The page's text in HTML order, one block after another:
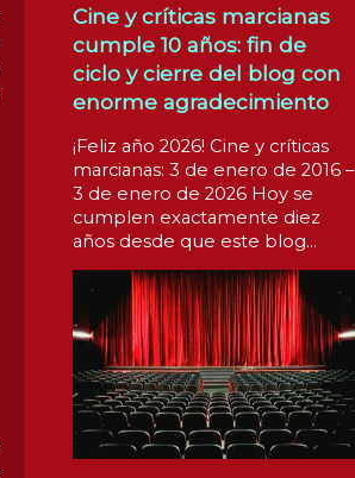
Cine y críticas marcianas
cumple 10 años: fin de
ciclo y cierre del blog con
enorme agradecimiento
¡Feliz año 2026! Cine y críticas
marcianas: 3 de enero de 2016 –
3 de enero de 2026 Hoy se
cumplen exactamente diez
años desde que este blog...